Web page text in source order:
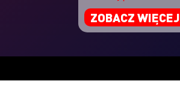
ZOBACZ WIĘCEJ